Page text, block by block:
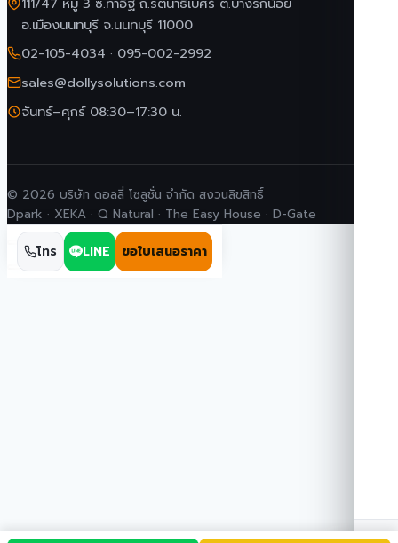
อ.เมืองนนทบุรี จ.นนทบุรี 11000
02-105-4034 · 095-002-2992
sales@dollysolutions.com
จันทร์–ศุกร์ 08:30–17:30 น.
© 2026 บริษัท ดอลลี่ โซลูชั่น จำกัด สงวนลิขสิทธิ์
Dpark · XEKA · Q Natural · The Easy House · D-Gate
โทร LINE ขอใบเสนอราคา